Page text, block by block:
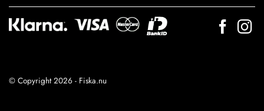
© Copyright 2026 - Fiska.nu